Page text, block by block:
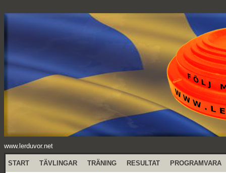
www.lerduvor.net
START TÄVLINGAR TRÄNING RESULTAT PROGRAMVARA